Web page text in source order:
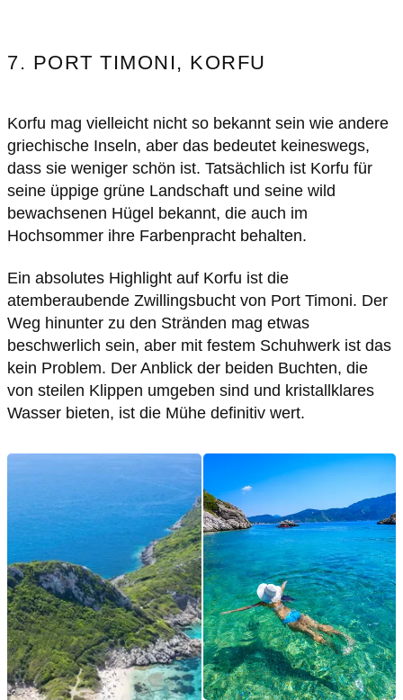
7. PORT TIMONI, KORFU
Korfu mag vielleicht nicht so bekannt sein wie andere
griechische Inseln, aber das bedeutet keineswegs,
dass sie weniger schön ist. Tatsächlich ist Korfu für
seine üppige grüne Landschaft und seine wild
bewachsenen Hügel bekannt, die auch im
Hochsommer ihre Farbenpracht behalten.
Ein absolutes Highlight auf Korfu ist die
atemberaubende Zwillingsbucht von Port Timoni. Der
Weg hinunter zu den Stränden mag etwas
beschwerlich sein, aber mit festem Schuhwerk ist das
kein Problem. Der Anblick der beiden Buchten, die
von steilen Klippen umgeben sind und kristallklares
Wasser bieten, ist die Mühe definitiv wert.